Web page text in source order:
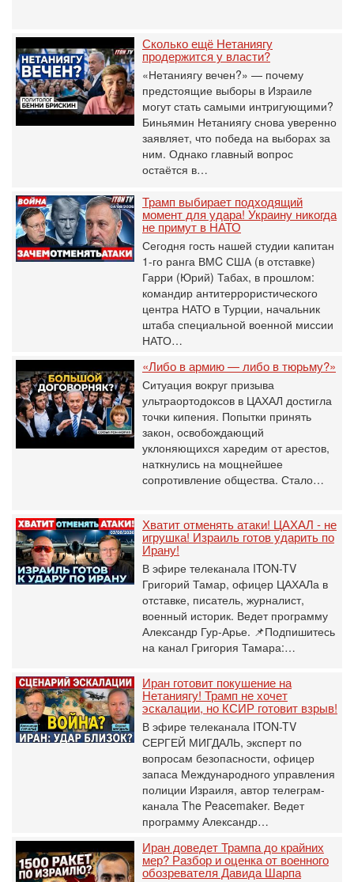
Сколько ещё Нетаниягу
продержится у власти?
«Нетаниягу вечен?» — почему
предстоящие выборы в Израиле
могут стать самыми интригующими?
Биньямин Нетаниягу снова уверенно
заявляет, что победа на выборах за
ним. Однако главный вопрос
остаётся в…
Трамп выбирает подходящий
момент для удара! Украину никогда
не примут в НАТО
Сегодня гость нашей студии капитан
1-го ранга ВМC США (в отставке)
Гарри (Юрий) Табах, в прошлом:
командир антитеррористического
центра НАТО в Турции, начальник
штаба специальной военной миссии
НАТО…
«Либо в армию — либо в тюрьму?»
Ситуация вокруг призыва
ультраортодоксов в ЦАХАЛ достигла
точки кипения. Попытки принять
закон, освобождающий
уклоняющихся харедим от арестов,
наткнулись на мощнейшее
сопротивление общества. Стало…
Хватит отменять атаки! ЦАХАЛ - не
игрушка! Израиль готов ударить по
Ирану!
В эфире телеканала ITON-TV
Григорий Тамар, офицер ЦАХАЛа в
отставке, писатель, журналист,
военный историк. Ведет программу
Александр Гур-Арье. 📌Подпишитесь
на канал Григория Тамара:…
Иран готовит покушение на
Нетаниягу! Трамп не хочет
эскалации, но КСИР готовит взрыв!
В эфире телеканала ITON-TV
СЕРГЕЙ МИГДАЛЬ, эксперт по
вопросам безопасности, офицер
запаса Международного управления
полиции Израиля, автор телеграм-
канала The Peacemaker. Ведет
программу Александр…
Иран доведет Трампа до крайних
мер? Разбор и оценка от военного
обозревателя Давида Шарпа